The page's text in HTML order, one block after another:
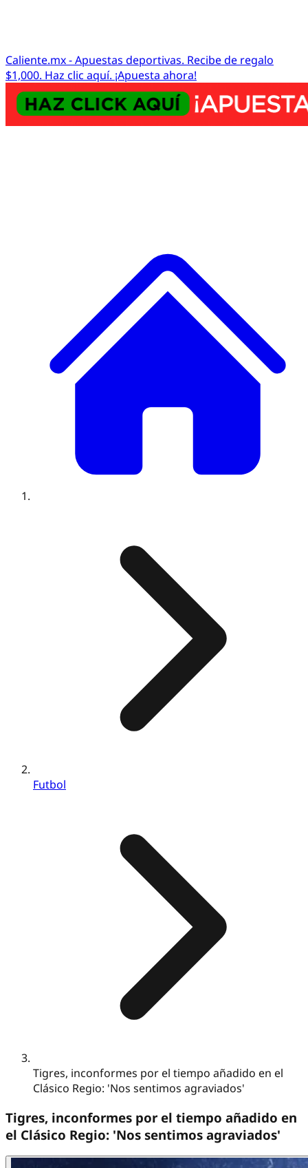
Caliente.mx - Apuestas deportivas. Recibe de regalo
$1,000. Haz clic aquí. ¡Apuesta ahora!
Futbol
Tigres, inconformes por el tiempo añadido en el
Clásico Regio: 'Nos sentimos agraviados'
Tigres, inconformes por el tiempo añadido en
el Clásico Regio: 'Nos sentimos agraviados'